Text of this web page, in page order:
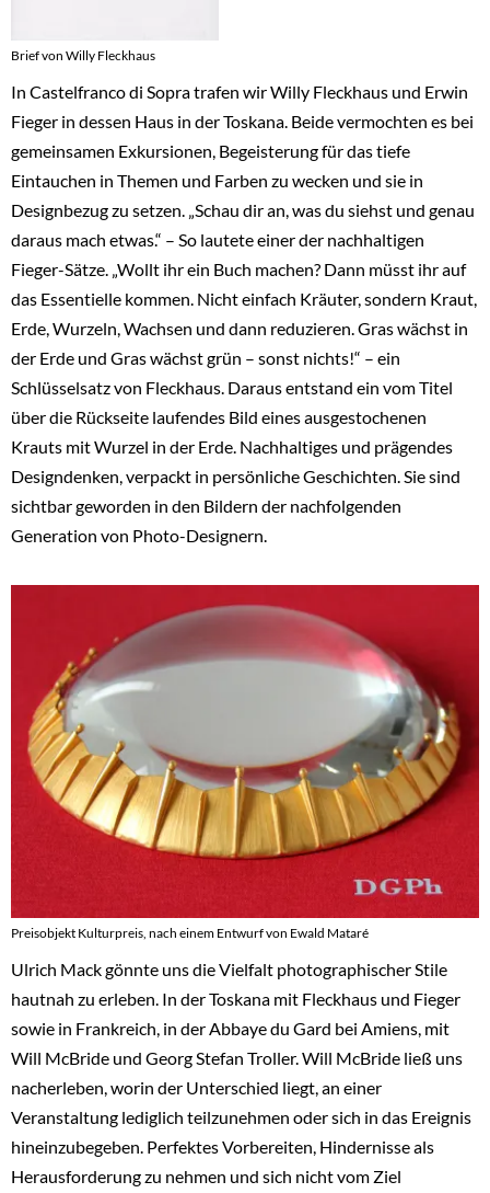
Brief von Willy Fleckhaus
In Castelfranco di Sopra trafen wir Willy Fleckhaus und Erwin
Fieger in dessen Haus in der Toskana. Beide vermochten es bei
gemeinsamen Exkursionen, Begeisterung für das tiefe
Eintauchen in Themen und Farben zu wecken und sie in
Designbezug zu setzen. „Schau dir an, was du siehst und genau
daraus mach etwas.“ – So lautete einer der nachhaltigen
Fieger-Sätze. „Wollt ihr ein Buch machen? Dann müsst ihr auf
das Essentielle kommen. Nicht einfach Kräuter, sondern Kraut,
Erde, Wurzeln, Wachsen und dann reduzieren. Gras wächst in
der Erde und Gras wächst grün – sonst nichts!“ – ein
Schlüsselsatz von Fleckhaus. Daraus entstand ein vom Titel
über die Rückseite laufendes Bild eines ausgestochenen
Krauts mit Wurzel in der Erde. Nachhaltiges und prägendes
Designdenken, verpackt in persönliche Geschichten. Sie sind
sichtbar geworden in den Bildern der nachfolgenden
Generation von Photo-Designern.
Preisobjekt Kulturpreis, nach einem Entwurf von Ewald Mataré
Ulrich Mack gönnte uns die Vielfalt photographischer Stile
hautnah zu erleben. In der Toskana mit Fleckhaus und Fieger
sowie in Frankreich, in der Abbaye du Gard bei Amiens, mit
Will McBride und Georg Stefan Troller. Will McBride ließ uns
nacherleben, worin der Unterschied liegt, an einer
Veranstaltung lediglich teilzunehmen oder sich in das Ereignis
hineinzubegeben. Perfektes Vorbereiten, Hindernisse als
Herausforderung zu nehmen und sich nicht vom Ziel